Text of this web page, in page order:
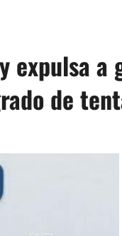
expulsa a
de